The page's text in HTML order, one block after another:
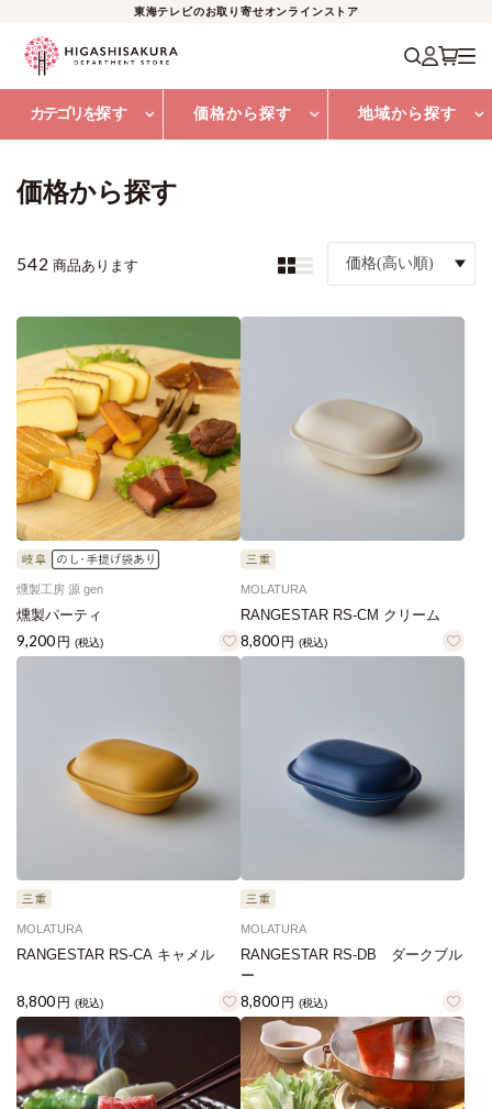
東海テレビのお取り寄せオンラインストア
カテゴリを探す 価格から探す 地域から探す
価格から探す
542 商品あります 価格(高い順)
燻製工房 源 gen
燻製パーティ
9,200 円 (税込)
MOLATURA
RANGESTAR RS-CM クリーム
8,800 円 (税込)
MOLATURA
RANGESTAR RS-CA キャメル
8,800 円 (税込)
MOLATURA
RANGESTAR RS-DB ダークブル
ー
8,800 円 (税込)